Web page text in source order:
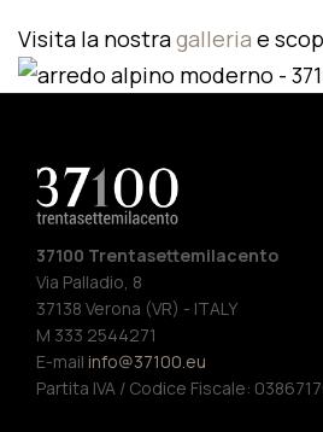
Visita la nostragalleria e
37100 Trentasettemilacento
Via Palladio, 8
37138 Verona (VR) - ITALY
M 333 2544271
E-mail info@37100.eu
Partita IVA / Codice Fiscale: